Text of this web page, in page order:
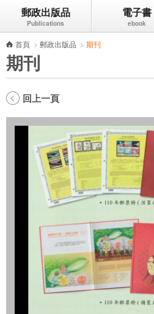
跳到主要內容區塊
郵政出版品 電子書
首頁 > 郵政出版品 > 期刊
期刊
回上一頁